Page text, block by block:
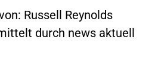
Russell Reynolds
durch news aktuell